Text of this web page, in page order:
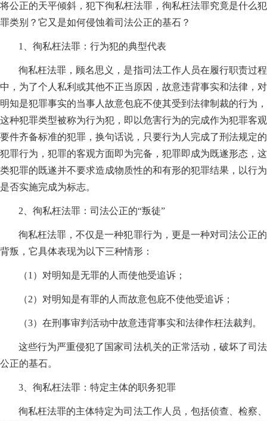
将公正的天平倾斜，犯下徇私枉法罪，徇私枉法罪究竟是什么犯
罪类别？它又是如何侵蚀着司法公正的基石？
1、徇私枉法罪：行为犯的典型代表
徇私枉法罪，顾名思义，是指司法工作人员在履行职责过程
中，为了个人私利或其他不正当原因，故意违背事实和法律，对
明知是犯罪事实的当事人故意包庇不使其受到法律制裁的行为，
这种犯罪类型被称为行为犯，即以危害行为的完成作为犯罪客观
要件齐备标准的犯罪，换句话说，只要行为人完成了刑法规定的
犯罪行为，犯罪的客观方面即为完备，犯罪即成为既遂形态，这
类犯罪的既遂并不要求造成物质性的和有形的犯罪结果，以行为
是否实施完成为标志。
2、徇私枉法罪：司法公正的“叛徒”
徇私枉法罪，不仅是一种犯罪行为，更是一种对司法公正的
背叛，它具体表现为以下三种情形：
（1）对明知是无罪的人而使他受追诉；
（2）对明知是有罪的人而故意包庇不使他受追诉；
（3）在刑事审判活动中故意违背事实和法律作枉法裁判。
这些行为严重侵犯了国家司法机关的正常活动，破坏了司法
公正的基石。
3、徇私枉法罪：特定主体的职务犯罪
徇私枉法罪的主体特定为司法工作人员，包括侦查、检察、